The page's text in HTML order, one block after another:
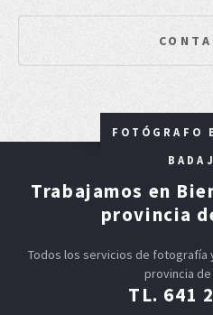
FOTÓGRAFO
Trabajamos en
provincia
Todos los servicios de fotografía
provincia de
TL. 641